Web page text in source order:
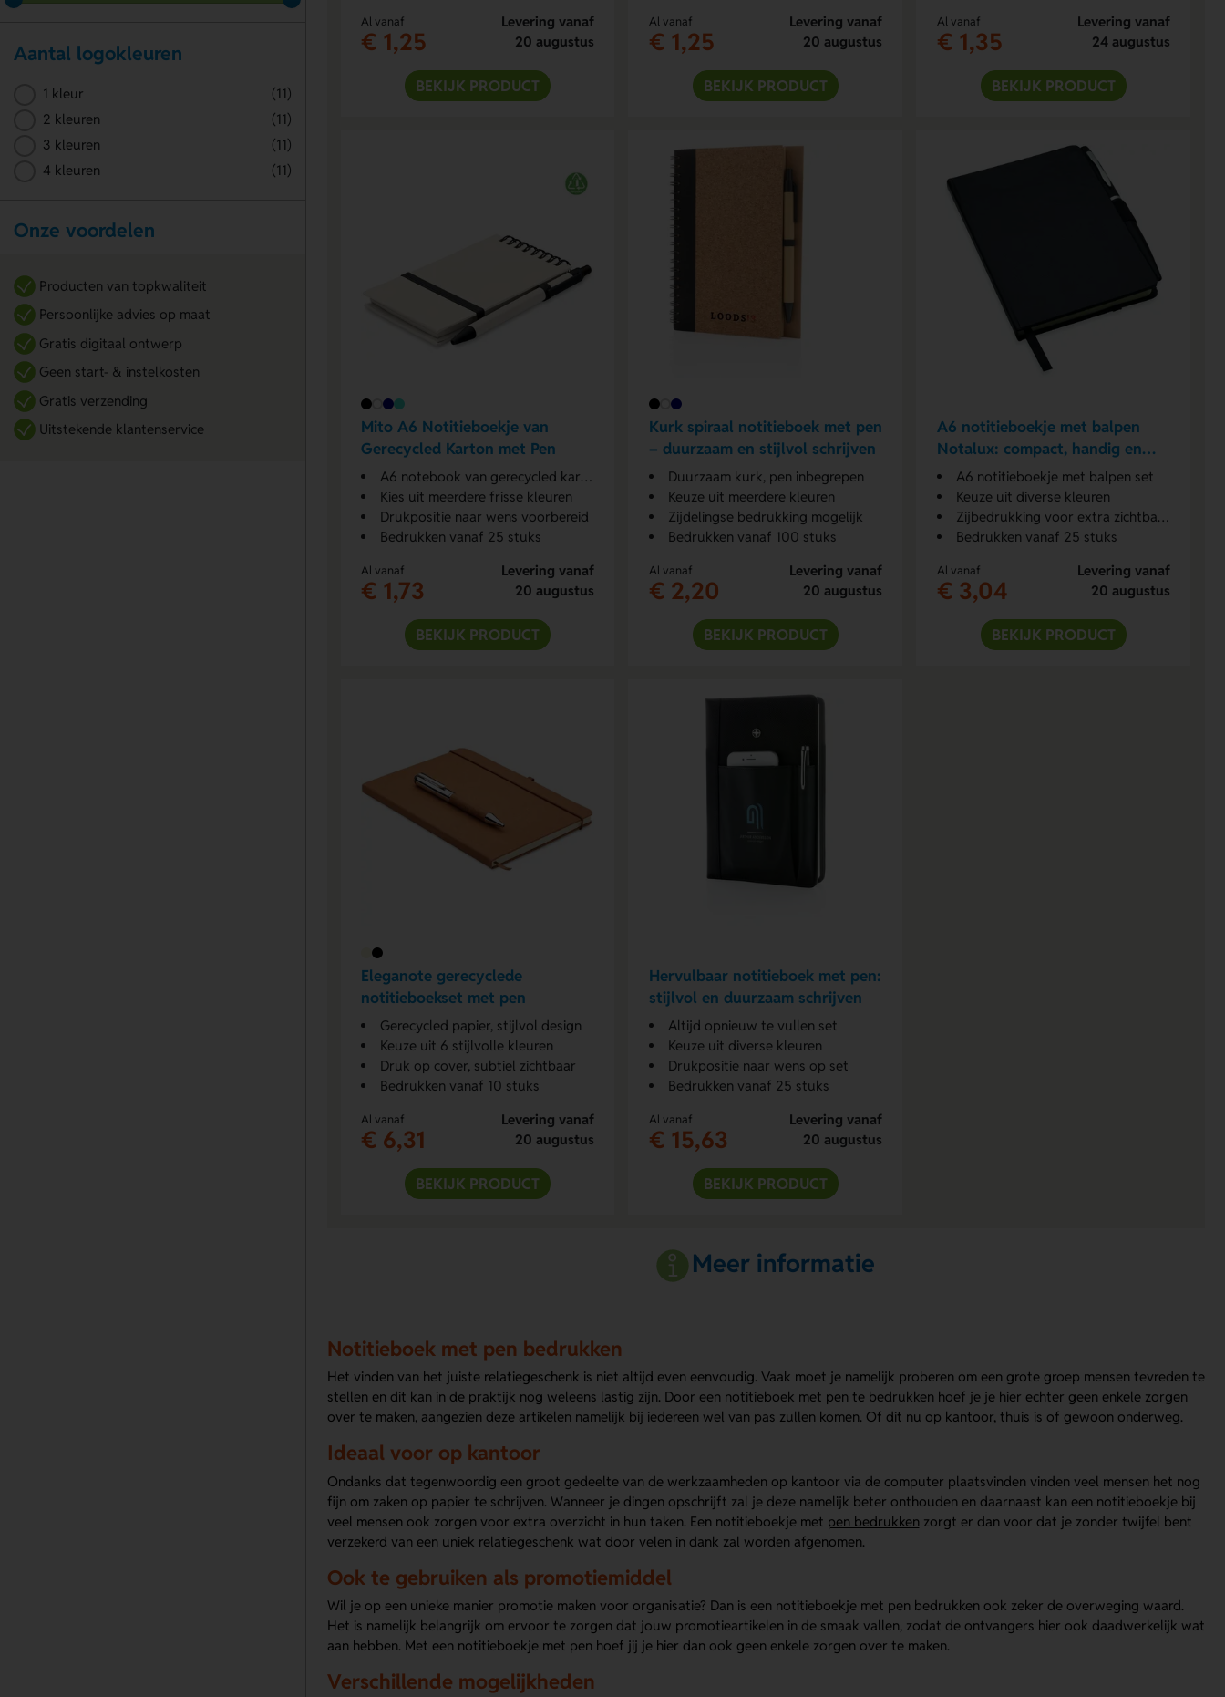
Al vanaf
€ 1,25
Levering vanaf
20 augustus
BEKIJK PRODUCT
Al vanaf
€ 1,25
Levering vanaf
20 augustus
BEKIJK PRODUCT
Al vanaf
€ 1,35
Levering vanaf
24 augustus
BEKIJK PRODUCT
Mito A6 Notitieboekje van
Gerecycled Karton met Pen
A6 notebook van gerecycled karton
Kies uit meerdere frisse kleuren
Drukpositie naar wens voorbereid
Bedrukken vanaf 25 stuks
Al vanaf
€ 1,73
Levering vanaf
20 augustus
BEKIJK PRODUCT
Kurk spiraal notitieboek met pen
– duurzaam en stijlvol schrijven
Duurzaam kurk, pen inbegrepen
Keuze uit meerdere kleuren
Zijdelingse bedrukking mogelijk
Bedrukken vanaf 100 stuks
Al vanaf
€ 2,20
Levering vanaf
20 augustus
BEKIJK PRODUCT
A6 notitieboekje met balpen
Notalux: compact, handig en
altijd bij de hand
A6 notitieboekje met balpen set
Keuze uit diverse kleuren
Zijbedrukking voor extra zichtbaarheid
Bedrukken vanaf 25 stuks
Al vanaf
€ 3,04
Levering vanaf
20 augustus
BEKIJK PRODUCT
Eleganote gerecyclede
notitieboekset met pen
Gerecycled papier, stijlvol design
Keuze uit 6 stijlvolle kleuren
Druk op cover, subtiel zichtbaar
Bedrukken vanaf 10 stuks
Al vanaf
€ 6,31
Levering vanaf
20 augustus
BEKIJK PRODUCT
Hervulbaar notitieboek met pen:
stijlvol en duurzaam schrijven
Altijd opnieuw te vullen set
Keuze uit diverse kleuren
Drukpositie naar wens op set
Bedrukken vanaf 25 stuks
Al vanaf
€ 15,63
Levering vanaf
20 augustus
BEKIJK PRODUCT
Meer informatie
Notitieboek met pen bedrukken
Het vinden van het juiste relatiegeschenk is niet altijd even eenvoudig. Vaak moet je namelijk proberen om een grote groep mensen tevreden te
stellen en dit kan in de praktijk nog weleens lastig zijn. Door een notitieboek met pen te bedrukken hoef je je hier echter geen enkele zorgen
over te maken, aangezien deze artikelen namelijk bij iedereen wel van pas zullen komen. Of dit nu op kantoor, thuis is of gewoon onderweg.
Ideaal voor op kantoor
Ondanks dat tegenwoordig een groot gedeelte van de werkzaamheden op kantoor via de computer plaatsvinden vinden veel mensen het nog
fijn om zaken op papier te schrijven. Wanneer je dingen opschrijft zal je deze namelijk beter onthouden en daarnaast kan een notitieboekje bij
veel mensen ook zorgen voor extra overzicht in hun taken. Een notitieboekje met pen bedrukken zorgt er dan voor dat je zonder twijfel bent
verzekerd van een uniek relatiegeschenk wat door velen in dank zal worden afgenomen.
Ook te gebruiken als promotiemiddel
Wil je op een unieke manier promotie maken voor organisatie? Dan is een notitieboekje met pen bedrukken ook zeker de overweging waard.
Het is namelijk belangrijk om ervoor te zorgen dat jouw promotieartikelen in de smaak vallen, zodat de ontvangers hier ook daadwerkelijk wat
aan hebben. Met een notitieboekje met pen hoef jij je hier dan ook geen enkele zorgen over te maken.
Verschillende mogelijkheden
Aantal logokleuren
1 kleur
(11)
2 kleuren
(11)
3 kleuren
(11)
4 kleuren
(11)
Onze voordelen
Producten van topkwaliteit
Persoonlijke advies op maat
Gratis digitaal ontwerp
Geen start- & instelkosten
Gratis verzending
Uitstekende klantenservice